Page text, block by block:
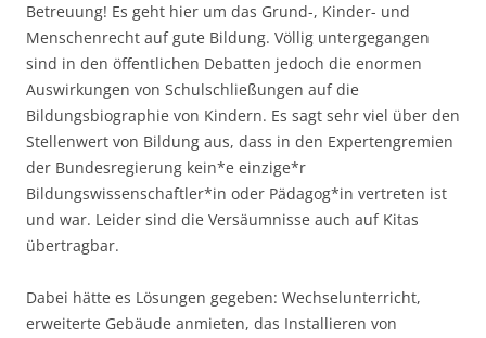
Betreuung! Es geht hier um das Grund-, Kinder- und
Menschenrecht auf gute Bildung. Völlig untergegangen
sind in den öffentlichen Debatten jedoch die enormen
Auswirkungen von Schulschließungen auf die
Bildungsbiographie von Kindern. Es sagt sehr viel über den
Stellenwert von Bildung aus, dass in den Expertengremien
der Bundesregierung kein*e einzige*r
Bildungswissenschaftler*in oder Pädagog*in vertreten ist
und war. Leider sind die Versäumnisse auch auf Kitas
übertragbar.
Dabei hätte es Lösungen gegeben: Wechselunterricht,
erweiterte Gebäude anmieten, das Installieren von